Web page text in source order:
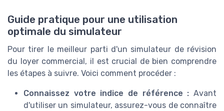
Guide pratique pour une utilisation
optimale du simulateur
Pour tirer le meilleur parti d'un simulateur de révision
du loyer commercial, il est crucial de bien comprendre
les étapes à suivre. Voici comment procéder :
Connaissez votre indice de référence : Avant
d'utiliser un simulateur, assurez-vous de connaître